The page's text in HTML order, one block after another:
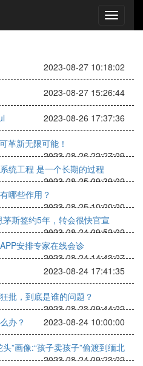
2023-08-27 10:18:02
2023-08-27 15:26:44
2023-08-26 17:37:36
革新无限可能！
2023-08-26 22:27:09
统工程 是一个长期的过程
2023-08-25 09:39:02
哪些作用？
2023-08-25 10:00:00
斯签约5年，转会很快官宣
2023-08-24 09:52:02
安排专家在线会诊
2023-08-24 14:43:07
2023-08-24 17:41:35
批，到底是谁的问题？
2023-08-23 09:44:02
办？
2023-08-24 10:00:00
”画像:“孩子卖孩子”偷渡到缅北
2023-08-24 09:23:02